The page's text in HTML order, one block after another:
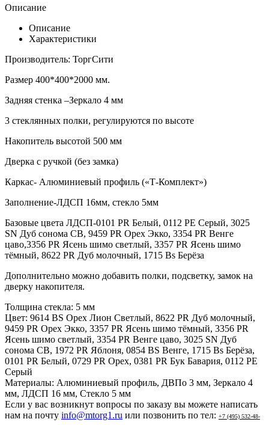
Описание
Описание
Характеристики
Производитель: ТоргСити
Размер 400*400*2000 мм.
Задняя стенка –Зеркало 4 мм
3 стеклянных полки, регулируются по высоте
Накопитель высотой 500 мм
Дверка с ручкой (без замка)
Каркас- Алюминиевый профиль («Т-Комплект»)
Заполнение-ЛДСП 16мм, стекло 5мм
Базовые цвета ЛДСП-0101 PR Белый, 0112 PE Серый, 3025
SN Дуб сонома СВ, 9459 PR Орех Экко, 3354 PR Венге
цаво,3356 PR Ясень шимо светлый, 3357 PR Ясень шимо
тёмный, 8622 PR Дуб молочный, 1715 Bs Берёза
Дополнительно можно добавить полки, подсветку, замок на
дверку накопителя.
Толщина стекла: 5 мм
Цвет: 9614 BS Орех Лион Светлый, 8622 PR Дуб молочный,
9459 PR Орех Экко, 3357 PR Ясень шимо тёмный, 3356 PR
Ясень шимо светлый, 3354 PR Венге цаво, 3025 SN Дуб
сонома СВ, 1972 PR Яблоня, 0854 BS Венге, 1715 Bs Берёза,
0101 PR Белый, 0729 PR Орех, 0381 PR Бук Бавария, 0112 PE
Серый
Материалы: Алюминиевый профиль, ДВПо 3 мм, Зеркало 4
мм, ЛДСП 16 мм, Стекло 5 мм
Если у вас возникнут вопросы по заказу вы можете написать
нам на почту info@mtorg1.ru или позвонить по тел: +7 (495) 532-48-